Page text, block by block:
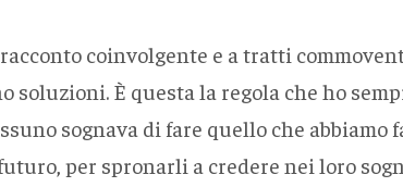
coinvolgente e a tratti
soluzioni. È questa la regola che ho
sognava di fare quello che
per spronarli a credere nei loro